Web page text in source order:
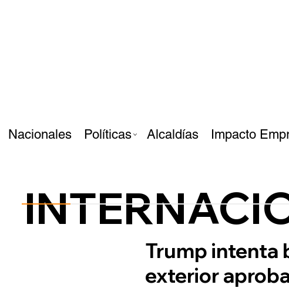
Nacionales Políticas Alcaldías Impacto
Trump intenta
exterior